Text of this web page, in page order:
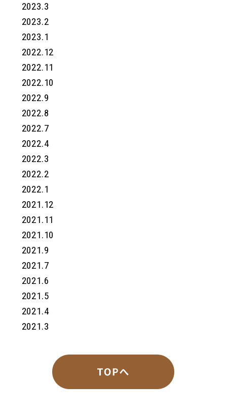
2023.3
2023.2
2023.1
2022.12
2022.11
2022.10
2022.9
2022.8
2022.7
2022.4
2022.3
2022.2
2022.1
2021.12
2021.11
2021.10
2021.9
2021.7
2021.6
2021.5
2021.4
2021.3